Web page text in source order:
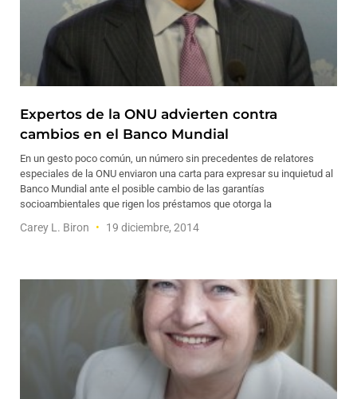
Expertos de la ONU advierten contra
cambios en el Banco Mundial
En un gesto poco común, un número sin precedentes de relatores
especiales de la ONU enviaron una carta para expresar su inquietud al
Banco Mundial ante el posible cambio de las garantías
socioambientales que rigen los préstamos que otorga la
Carey L. Biron 19 diciembre, 2014